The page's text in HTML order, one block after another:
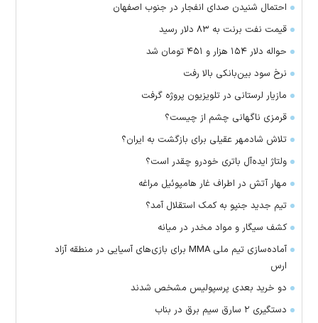
احتمال شنیدن صدای انفجار در جنوب اصفهان
قیمت نفت برنت به ۸۳ دلار رسید
حواله دلار ۱۵۴ هزار و ۴۵۱ تومان شد
نرخ سود بین‌بانکی بالا رفت
مازیار لرستانی در تلویزیون پروژه گرفت
قرمزی ناگهانی چشم از چیست؟
تلاش شادمهر عقیلی برای بازگشت به ایران؟
ولتاژ ایده‌آل باتری خودرو چقدر است؟
مهار آتش در اطراف غار هامپوئیل مراغه
تیم جدید جنپو به کمک استقلال آمد؟
کشف سیگار و مواد مخدر در میانه
آماده‌سازی تیم ملی MMA برای بازی‌های آسیایی در منطقه آزاد
ارس
دو خرید بعدی پرسپولیس مشخص شدند
دستگیری ۲ سارق سیم برق در بناب